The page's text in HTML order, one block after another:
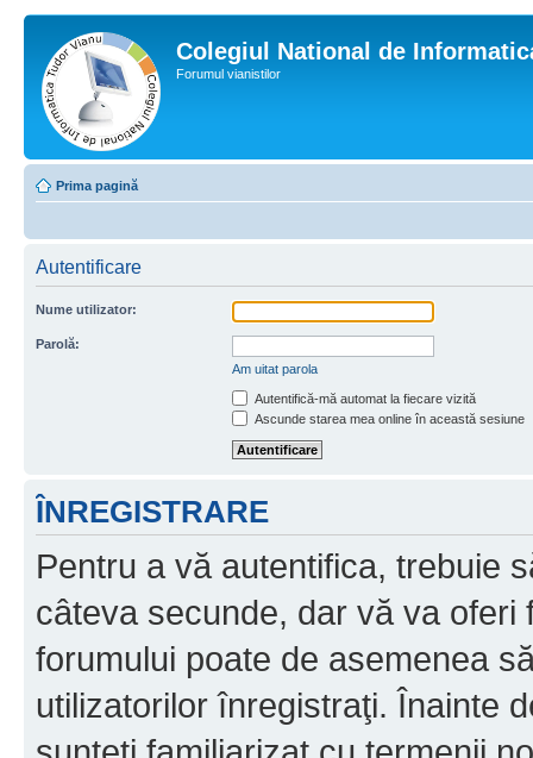
Colegiul National de
Forumul vianistilor
Prima pagină
Autentificare
Nume utilizator:
Parolă:
Am uitat parola
Autentifică-mă automat la fiecare vizită
Ascunde starea mea online în această sesiune
ÎNREGISTRARE
Pentru a vă autentifica, trebuie
câteva secunde, dar vă va oferi
forumului poate de asemenea
utilizatorilor înregistraţi. Înainte